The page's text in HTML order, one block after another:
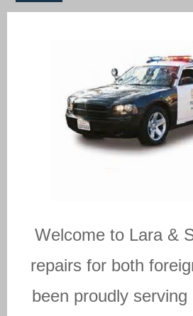
Welcome to Lara &
repairs for both
been proudly